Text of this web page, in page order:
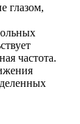
глазом,
частота.